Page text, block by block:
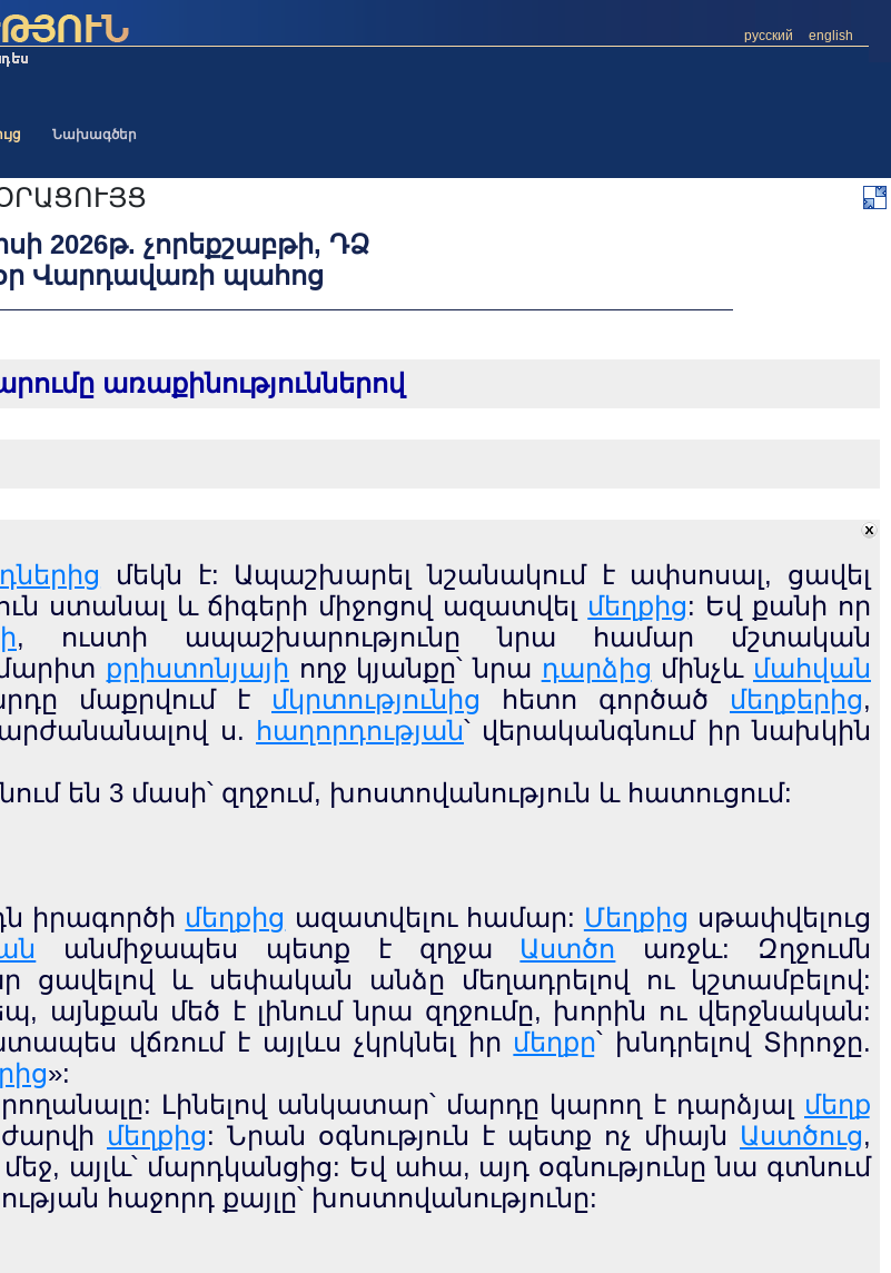
Նախագծեր
русский english
2026թ. չորեքշաբթի, ԴՁ
Վարդավառի պահոց
առաքինություններով
մեկն է: Ապաշխարել նշանակում է ափսոսալ, ցավել
ստանալ և ճիգերի միջոցով ազատվել մեղքից: Եվ քանի որ
, ուստի ապաշխարությունը նրա համար մշտական
քրիստոնյայի ողջ կյանքը՝ նրա դարձից մինչև մահվան
մաքրվում է մկրտությունից հետո գործած մեղքերից,
արժանանալով ս. հաղորդության՝ վերականգնում իր նախկին
են 3 մասի՝ զղջում, խոստովանություն և հատուցում:
իրագործի մեղքից ազատվելու համար: Մեղքից սթափվելուց
անմիջապես պետք է զղջա Աստծո առջև: Զղջումն
ցավելով և սեփական անձը մեղադրելով ու կշտամբելով:
այնքան մեծ է լինում նրա զղջումը, խորին ու վերջնական:
վճռում է այլևս չկրկնել իր մեղքը՝ խնդրելով Տիրոջը.
»:
Լինելով անկատար՝ մարդը կարող է դարձյալ մեղք
մեղքից: Նրան օգնություն է պետք ոչ միայն Աստծուց,
մեջ, այլև՝ մարդկանցից: Եվ ահա, այդ օգնությունը նա գտնում
հաջորդ քայլը՝ խոստովանությունը: